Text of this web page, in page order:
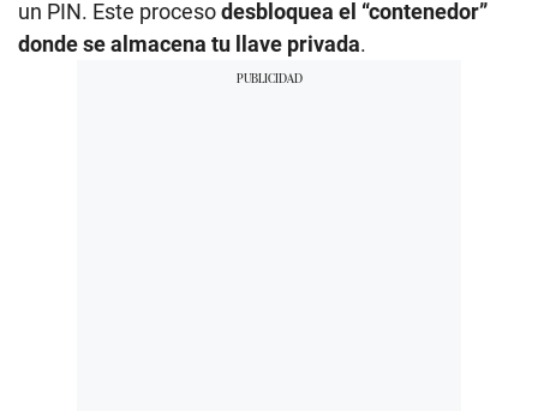
un PIN. Este procesodesbloquea el “contenedor”
donde se almacena tu llave privada.